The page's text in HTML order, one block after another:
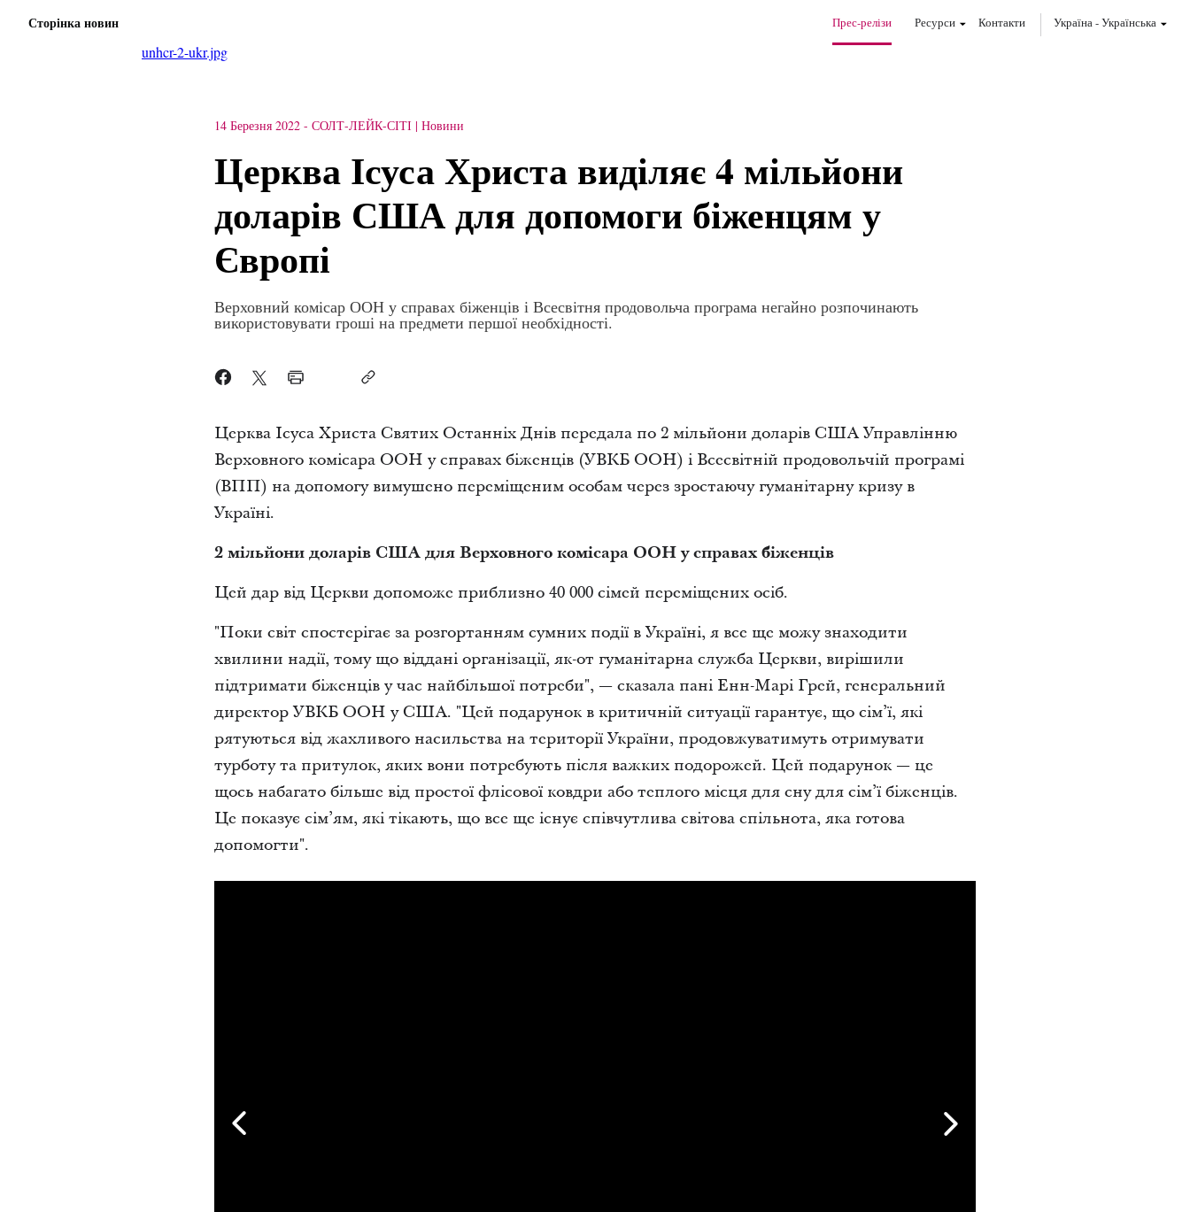
Сторінка новин Прес-релізи Ресурси Контакти Україна-Українська
unhcr-2-ukr.jpg
14 Березня 2022 - СОЛТ-ЛЕЙК-СІТІ Новини
Церква Ісуса Христа виділяє 4 мільйони
доларів США для допомоги біженцям у
Європі
Верховний комісар ООН у справах біженців і Всесвітня продовольча програма негайно розпочинають
використовувати гроші на предмети першої необхідності.
Церква Ісуса Христа Святих Останніх Днів передала по 2 мільйони доларів США Управлінню
Верховного комісара ООН у справах біженців (УВКБ ООН) і Всесвітній продовольчій програмі
(ВПП) на допомогу вимушено переміщеним особам через зростаючу гуманітарну кризу в
Україні.
2 мільйони доларів США для Верховного комісара ООН у справах біженців
Цей дар від Церкви допоможе приблизно 40 000 сімей переміщених осіб.
"Поки світ спостерігає за розгортанням сумних події в Україні, я все ще можу знаходити
хвилини надії, тому що віддані організації, як-от гуманітарна служба Церкви, вирішили
підтримати біженців у час найбільшої потреби", — сказала пані Енн-Марі Грей, генеральний
директор УВКБ ООН у США. "Цей подарунок в критичній ситуації гарантує, що сім’ї, які
рятуються від жахливого насильства на території України, продовжуватимуть отримувати
турботу та притулок, яких вони потребують після важких подорожей. Цей подарунок — це
щось набагато більше від простої флісової ковдри або теплого місця для сну для сім’ї біженців.
Це показує сім’ям, які тікають, що все ще існує співчутлива світова спільнота, яка готова
допомогти".